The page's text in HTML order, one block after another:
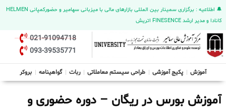
🔔 اطلاعیه : برگزاری سمینار بین المللی بازارهای مالی با میزبانی سهامیر و حضورکمپانی HELMEN
کانادا و مدیر ارشد FINESENCE اتریش
021-91094718
093-39535771
آموزش پکیج آموزشی طراحی سیستم معاملاتی ربات گواهینامه بروکر
آموزش بورس در ریگان – دوره حضوری و